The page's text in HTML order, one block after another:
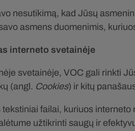
nesutikimą, kad Jūsų
asmens duomenimis,
interneto svetainėje
svetainėje, VOC gali rinkti
(angl. Cookies) ir kitų
failai, kuriuos
užtikrinti saugų ir